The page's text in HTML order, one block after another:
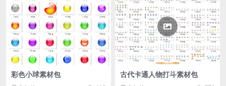
彩色小球素材包 古代卡通人物打斗素材包